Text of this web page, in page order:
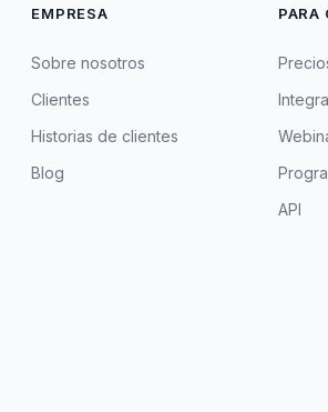
EMPRESA
Sobre nosotros
Clientes
Historias de clientes
Blog
PARA
API